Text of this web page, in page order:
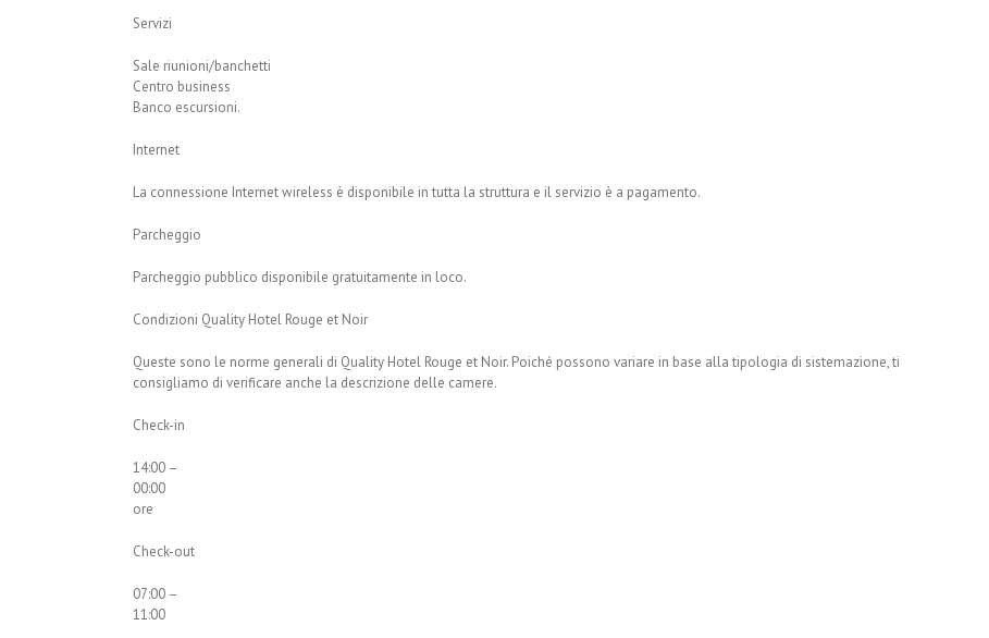
Servizi
Sale riunioni/banchetti
Centro business
Banco escursioni.
Internet
La connessione Internet wireless è disponibile in tutta la struttura e il servizio è a pagamento.
Parcheggio
Parcheggio pubblico disponibile gratuitamente in loco.
Condizioni Quality Hotel Rouge et Noir
Queste sono le norme generali di Quality Hotel Rouge et Noir. Poiché possono variare in base alla tipologia di sistemazione, ti
consigliamo di verificare anche la descrizione delle camere.
Check-in
14:00 –
00:00
ore
Check-out
07:00 –
11:00